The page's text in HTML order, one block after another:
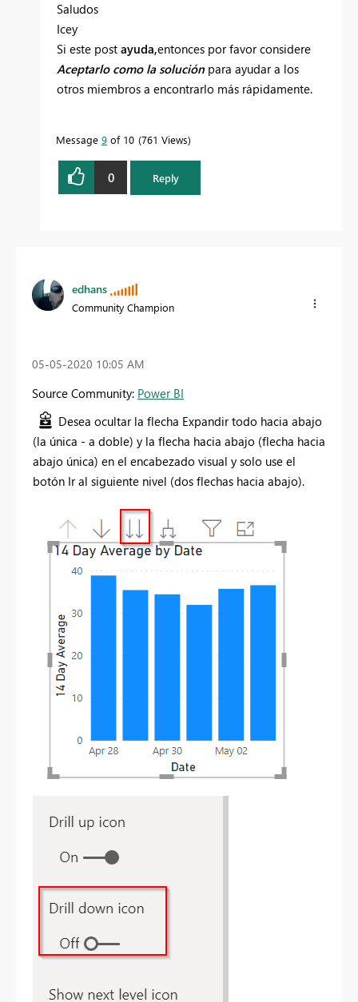
Saludos
Icey
Si este post ayuda,entonces por favor considere
Aceptarlo como la solución para ayudar a los
otros miembros a encontrarlo más rápidamente.
Message 9 of 10 761 Views
0 Reply
edhans
Community Champion
‎05-05-2020 10:05 AM
Source Community: Power BI
Desea ocultar la flecha Expandir todo hacia abajo
(la única - a doble) y la flecha hacia abajo (flecha hacia
abajo única) en el encabezado visual y solo use el
botón Ir al siguiente nivel (dos flechas hacia abajo).